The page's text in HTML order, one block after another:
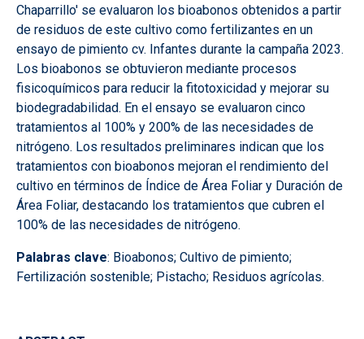
Chaparrillo' se evaluaron los bioabonos obtenidos a partir
de residuos de este cultivo como fertilizantes en un
ensayo de pimiento cv. Infantes durante la campaña 2023.
Los bioabonos se obtuvieron mediante procesos
fisicoquímicos para reducir la fitotoxicidad y mejorar su
biodegradabilidad. En el ensayo se evaluaron cinco
tratamientos al 100% y 200% de las necesidades de
nitrógeno. Los resultados preliminares indican que los
tratamientos con bioabonos mejoran el rendimiento del
cultivo en términos de Índice de Área Foliar y Duración de
Área Foliar, destacando los tratamientos que cubren el
100% de las necesidades de nitrógeno.
Palabras clave: Bioabonos; Cultivo de pimiento;
Fertilización sostenible; Pistacho; Residuos agrícolas.